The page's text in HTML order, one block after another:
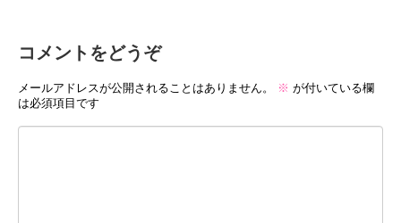
コメントをどうぞ
メールアドレスが公開されることはありません。 ※ が付いている欄
は必須項目です